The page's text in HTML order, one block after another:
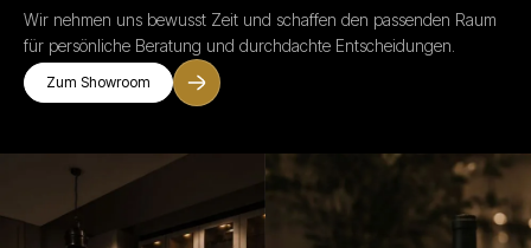
Wir nehmen uns bewusst Zeit und schaffen den passenden Raum
für persönliche Beratung und durchdachte Entscheidungen.
Zum Showroom